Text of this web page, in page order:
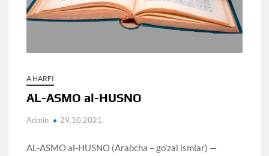
A HARFI
AL-ASMO al-HUSNO
Admin 29.10.2021
AL-ASMO al-HUSNO (Arabcha – go’zal ismlar) —